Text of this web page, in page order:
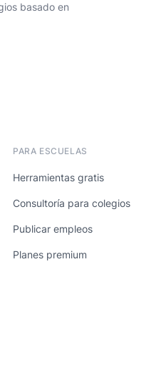
basado en
PARA ESCUELAS
Herramientas gratis
Consultoría para colegios
Publicar empleos
Planes premium